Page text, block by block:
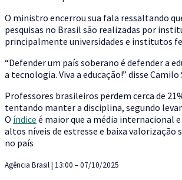
O ministro encerrou sua fala ressaltando
pesquisas no Brasil são realizadas por
principalmente universidades e institutos
“Defender um país soberano é defender a
a tecnologia. Viva a educação!” disse Camilo
Professores brasileiros perdem cerca de
tentando manter a disciplina, segundo
O índice é maior que a média internacional
altos níveis de estresse e baixa valorização
no país
Agência Brasil | 13:00 – 07/10/2025